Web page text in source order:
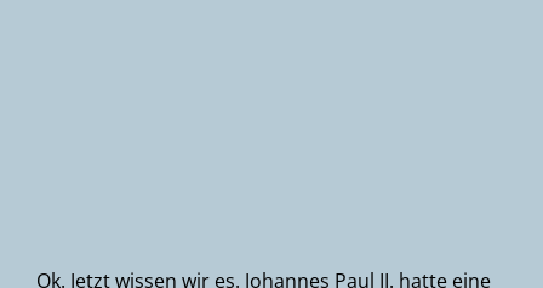
Ok. Jetzt wissen wir es. Johannes Paul II. hatte eine